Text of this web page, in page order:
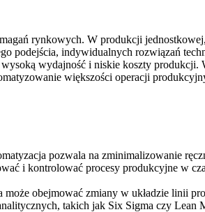
rynkowych. W produkcji
podejścia, indywidualnych rozwiązań
wydajność i niskie koszty produkcji.
większości operacji
pozwala na zminimalizowanie
i kontrolować procesy produkcyjne w
obejmować zmiany w układzie linii
takich jak Six Sigma czy Lean